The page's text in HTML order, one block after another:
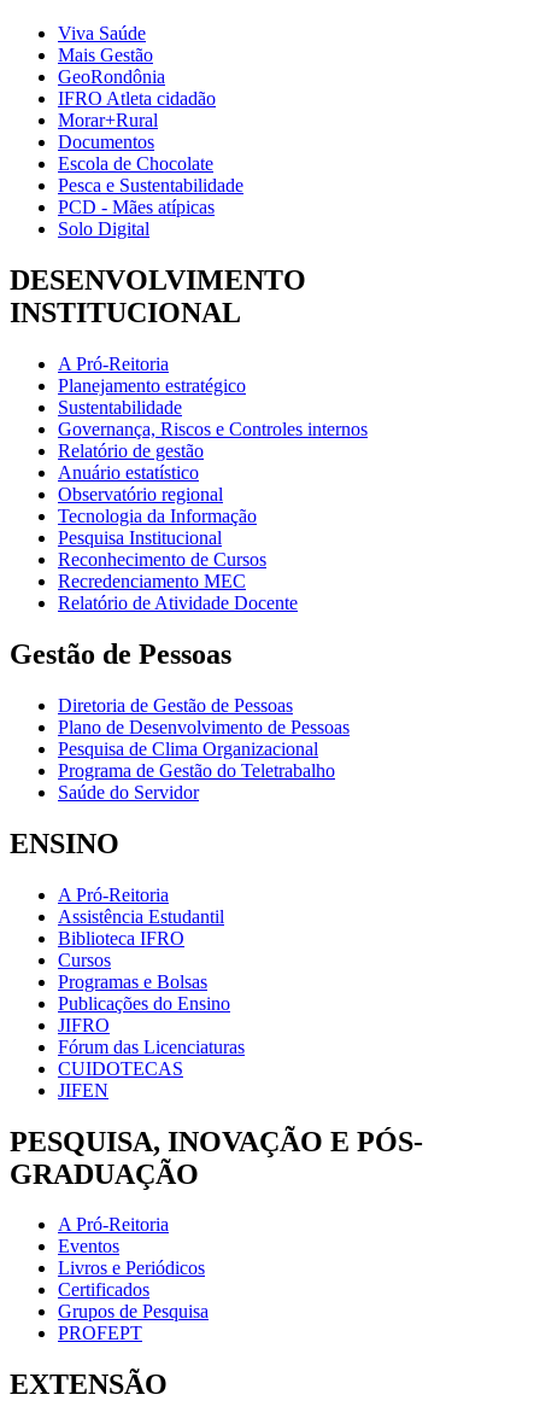
Viva Saúde
Mais Gestão
GeoRondônia
IFRO Atleta cidadão
Morar+Rural
Documentos
Escola de Chocolate
Pesca e Sustentabilidade
PCD - Mães atípicas
Solo Digital
DESENVOLVIMENTO
INSTITUCIONAL
A Pró-Reitoria
Planejamento estratégico
Sustentabilidade
Governança, Riscos e Controles internos
Relatório de gestão
Anuário estatístico
Observatório regional
Tecnologia da Informação
Pesquisa Institucional
Reconhecimento de Cursos
Recredenciamento MEC
Relatório de Atividade Docente
Gestão de Pessoas
Diretoria de Gestão de Pessoas
Plano de Desenvolvimento de Pessoas
Pesquisa de Clima Organizacional
Programa de Gestão do Teletrabalho
Saúde do Servidor
ENSINO
A Pró-Reitoria
Assistência Estudantil
Biblioteca IFRO
Cursos
Programas e Bolsas
Publicações do Ensino
JIFRO
Fórum das Licenciaturas
CUIDOTECAS
JIFEN
PESQUISA, INOVAÇÃO E PÓS-
GRADUAÇÃO
A Pró-Reitoria
Eventos
Livros e Periódicos
Certificados
Grupos de Pesquisa
PROFEPT
EXTENSÃO